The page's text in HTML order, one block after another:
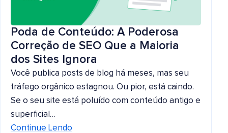
Poda de Conteúdo: A Poderosa
Correção de SEO Que a Maioria
dos Sites Ignora
Você publica posts de blog há meses, mas seu
tráfego orgânico estagnou. Ou pior, está caindo.
Se o seu site está poluído com conteúdo antigo e
superficial…
Continue Lendo